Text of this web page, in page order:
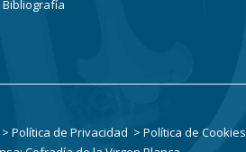
Bibliografía
> Política de Privacidad > Política de Cookies